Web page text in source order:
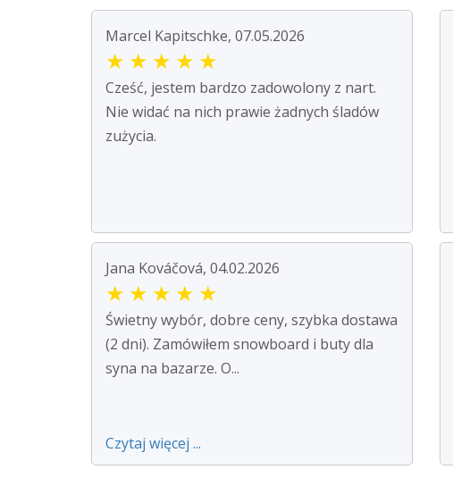
Marcel Kapitschke, 07.05.2026
★ ★ ★ ★ ★
Cześć, jestem bardzo zadowolony z nart.
Nie widać na nich prawie żadnych śladów
zużycia.
Jana Kováčová, 04.02.2026
★ ★ ★ ★ ★
Świetny wybór, dobre ceny, szybka dostawa
(2 dni). Zamówiłem snowboard i buty dla
syna na bazarze. O...
Czytaj więcej ...